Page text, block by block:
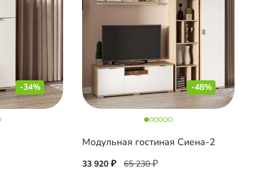
-34% -48%
Модульная гостиная Сиена-2
33 920 65 230